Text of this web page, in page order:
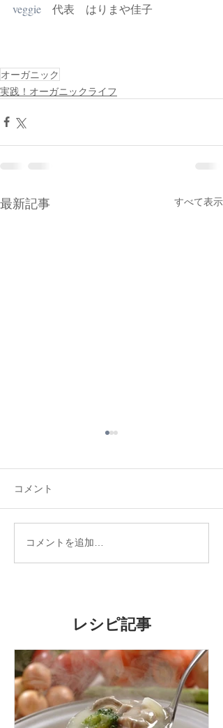
veggie 代表　はりまや佳子
オーガニック
実践！オーガニックライフ
最新記事 すべて表示
冷房病対策★6つのオーガ
ニックお手当法
コメント
コメントを追加…
レシピ記事